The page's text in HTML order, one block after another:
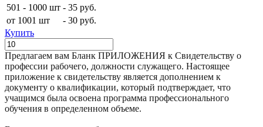
501 - 1000 шт - 35 руб.
от 1001 шт
- 30 руб.
Купить
Предлагаем вам Бланк ПРИЛОЖЕНИЯ к Свидетельству о
профессии рабочего, должности служащего. Настоящее
приложение к свидетельству является дополнением к
документу о квалификации, который подтверждает, что
учащимся была освоена программа профессионального
обучения в определенном объеме.